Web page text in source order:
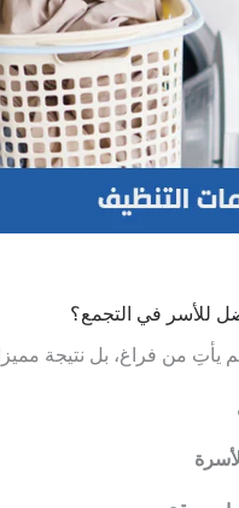
للأسر في التجمع؟
لم يأتِ من فراغ، بل نتيجة